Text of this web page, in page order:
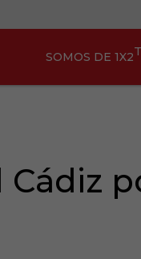
SOMOS DE 1X2